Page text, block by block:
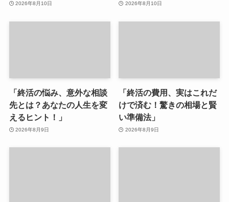
2026年8月10日 2026年8月10日
「終活の悩み、意外な相談
先とは？あなたの人生を変
えるヒント！」
2026年8月9日
「終活の費用、実はこれだ
けで済む！驚きの相場と賢
い準備法」
2026年8月9日